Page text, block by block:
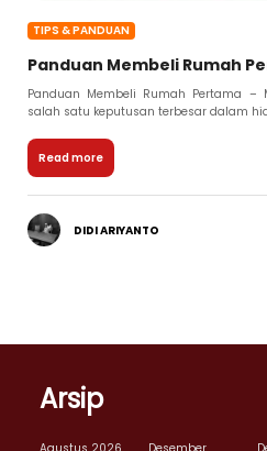
TIPS & PANDUAN
Panduan Membeli Rumah
Panduan Membeli Rumah Pertama
salah satu keputusan terbesar dalam
Read more
DIDI ARIYANTO
Arsip